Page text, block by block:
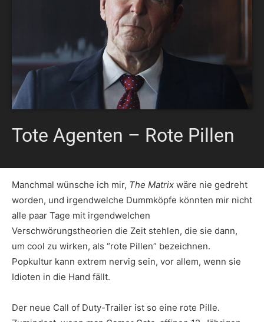
Tote Agenten – Rote Pillen
Manchmal wünsche ich mir, The Matrix wäre nie gedreht
worden, und irgendwelche Dummköpfe könnten mir nicht
alle paar Tage mit irgendwelchen
Verschwörungstheorien die Zeit stehlen, die sie dann,
um cool zu wirken, als “rote Pillen” bezeichnen.
Popkultur kann extrem nervig sein, vor allem, wenn sie
Idioten in die Hand fällt.
Der neue Call of Duty-Trailer ist so eine rote Pille.